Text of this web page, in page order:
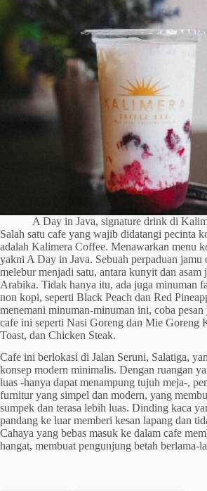
A Day in Java, signature drink di
Salah satu cafe yang wajib didatangi pecinta
adalah Kalimera Coffee. Menawarkan menu
yakni A Day in Java. Sebuah perpaduan jamu
melebur menjadi satu, antara kunyit dan asam
Arabika. Tidak hanya itu, ada juga minuman
non kopi, seperti Black Peach dan Red
menemani minuman-minuman ini, coba pesan
cafe ini seperti Nasi Goreng dan Mie Goreng
Toast, dan Chicken Steak.
Cafe ini berlokasi di Jalan Seruni, Salatiga,
konsep modern minimalis. Dengan ruangan
luas -hanya dapat menampung tujuh meja-,
furnitur yang simpel dan modern, yang
sumpek dan terasa lebih luas. Dinding kaca
pandang ke luar memberi kesan lapang dan
Cahaya yang bebas masuk ke dalam cafe
hangat, membuat pengunjung betah berlama-